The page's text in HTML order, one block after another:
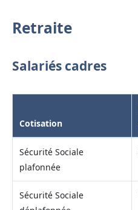
Retraite
Salariés cadres
Cotisation
Sécurité Sociale
plafonnée
Sécurité Sociale